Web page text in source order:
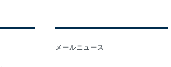
メールニュース